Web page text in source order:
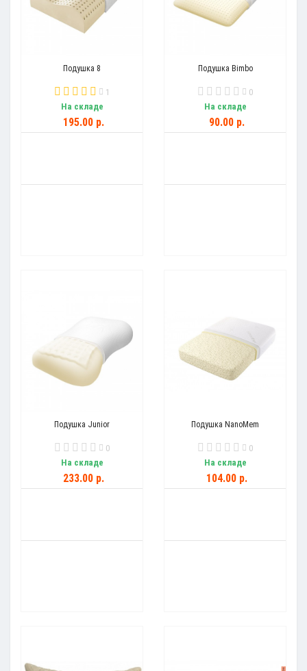
Подушка 8
1
На складе
195.00 р.
Подушка Bimbo
0
На складе
90.00 р.
Подушка Junior
0
На складе
233.00 р.
Подушка NanoMem
0
На складе
104.00 р.